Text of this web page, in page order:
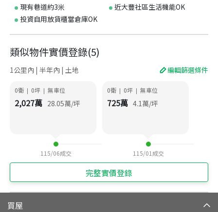
現有巷道約3米
近大豐社區生活機能OK
投資自用放貨櫃當倉庫OK
類似物件實價登錄(5)
1公里內 | 半年內 | 土地 編輯篩選條件
0衛 | 0坪 | 無車位
2,027萬 28.05萬/坪
115/06成交
0衛 | 0坪 | 無車位
725萬 4.1萬/坪
115/01 成交
完整實價登錄
買屋